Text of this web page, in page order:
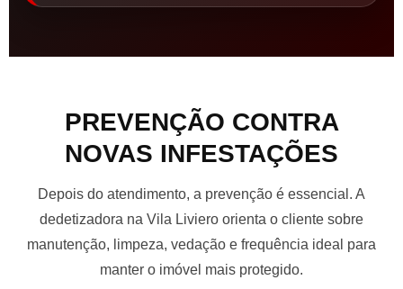
PREVENÇÃO CONTRA
NOVAS INFESTAÇÕES
Depois do atendimento, a prevenção é essencial. A
dedetizadora na Vila Liviero orienta o cliente sobre
manutenção, limpeza, vedação e frequência ideal para
manter o imóvel mais protegido.